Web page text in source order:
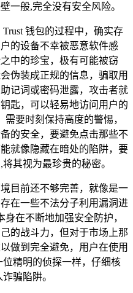
一般,完全没有安全风险。
钱包的过程中，确实存
的设备不幸被恶意软件感
中的珍宝，极有可能被窃
伪装成正规的信息，骗取用
记词或密码泄露，攻击者就
匙，可以轻易地访问用户的
需要时刻保持高度的警惕，
的安全，要避免点击那些不
就像隐藏在暗处的陷阱，要
其视为最珍贵的秘密。
目前还不够完善，就像是一
在一些不法分子利用漏洞进
在不断地加强安全防护，
的战斗力，但对于市场上那
做到完全避免，用户在使用
位精明的侦探一样，仔细核
骗陷阱。